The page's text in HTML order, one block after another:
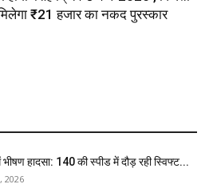
₹21 हजार का नकद पुरस्कार
हादसा: 140 की स्पीड में दौड़ रही स्विफ्ट...
2026